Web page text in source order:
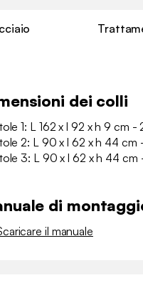
dei colli
1: L 162 x l 92 x h 9 cm -
2: L 90 x l 62 x h 44 cm
3: L 90 x l 62 x h 44 cm
di
il manuale